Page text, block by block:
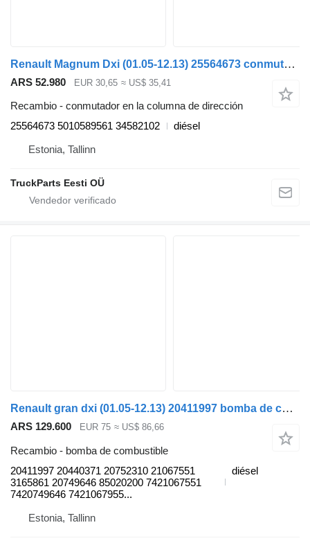
Renault Magnum Dxi (01.05-12.13) 25564673 conmutador en la columna de dirección para Renault Magnum (1990-2014) cabeza tractora
ARS 52.980 EUR 30,65 ≈ US$ 35,41
Recambio - conmutador en la columna de dirección
25564673 5010589561 34582102
diésel
Estonia, Tallinn
TruckParts Eesti OÜ
Renault gran dxi (01.05-12.13) 20411997 bomba de combustible para Renault Magnum (1990-2014) cabeza tractora
ARS 129.600 EUR 75 ≈ US$ 86,66
Recambio - bomba de combustible
20411997 20440371 20752310 21067551
3165861 20749646 85020200 7421067551
7420749646 7421067955...
diésel
Estonia, Tallinn